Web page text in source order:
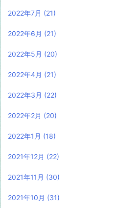
2022年7月 (21)
2022年6月 (21)
2022年5月 (20)
2022年4月 (21)
2022年3月 (22)
2022年2月 (20)
2022年1月 (18)
2021年12月 (22)
2021年11月 (30)
2021年10月 (31)